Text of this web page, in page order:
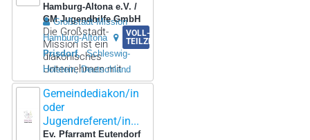
Hamburg-Altona e.V. /
GM Jugendhilfe GmbH
VOLL-/
TEILZEIT
Die Großstadt-
Mission ist ein
diakonisches
Unternehmen mit ..
Großstadt-Mission
Hamburg-Altona
Prisdorf
Schleswig-
Holstein, Deutschland
Gemeindediakon/in
oder
Jugendreferent/in...
Ev. Pfarramt Eutendorf